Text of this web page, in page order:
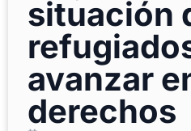
situación
avanzar
derechos